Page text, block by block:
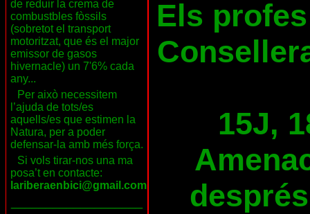
de reduir la crema de
combustbles fòssils
(sobretot el transport
motoritzat, que és el major
emissor de gasos
hivernacle) un 7'6% cada
any...
Per això necessitem
l’ajuda de tots/es
aquells/es que estimen la
Natura, per a poder
defensar-la amb més força.
Si vols tirar-nos una ma
posa’t en contacte:
lariberaenbici@gmail.com
Els
15J,